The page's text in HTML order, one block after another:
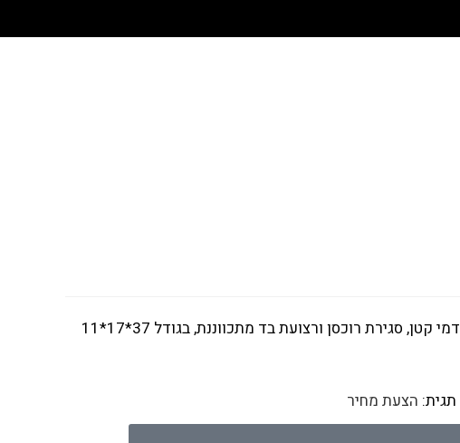
פאוץ' איכותי דגם AC708, מאריג מיוחד מחזיר אור, בצילום עם פלאש משנה את הצבע עם תא מרכזי גדול ותא קדמי קטן, סגירת רוכסן ורצועת בד מתכווננת, בגודל 37*17*11
תגית: הצעת מחיר